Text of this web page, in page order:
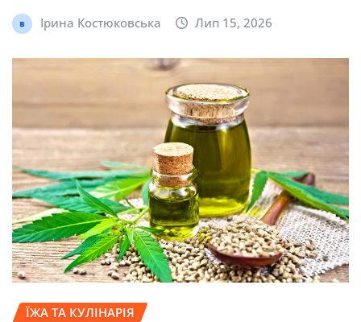
Ірина Костюковська Лип 15, 2026
ЇЖА ТА КУЛІНАРІЯ